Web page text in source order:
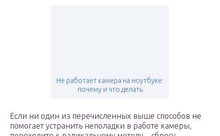
Не работает камера на ноутбуке:
почему и что делать
Если ни один из перечисленных выше способов не
помогает устранить неполадки в работе камеры,